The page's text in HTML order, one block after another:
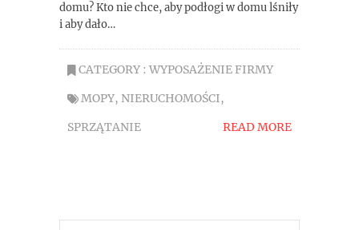
domu? Kto nie chce, aby podłogi w domu lśniły
i aby dało…
CATEGORY : WYPOSAŻENIE FIRMY
MOPY, NIERUCHOMOŚCI,
SPRZĄTANIE
READ MORE